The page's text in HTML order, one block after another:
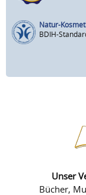
Natur-
BDIH-
Unser
Bücher,